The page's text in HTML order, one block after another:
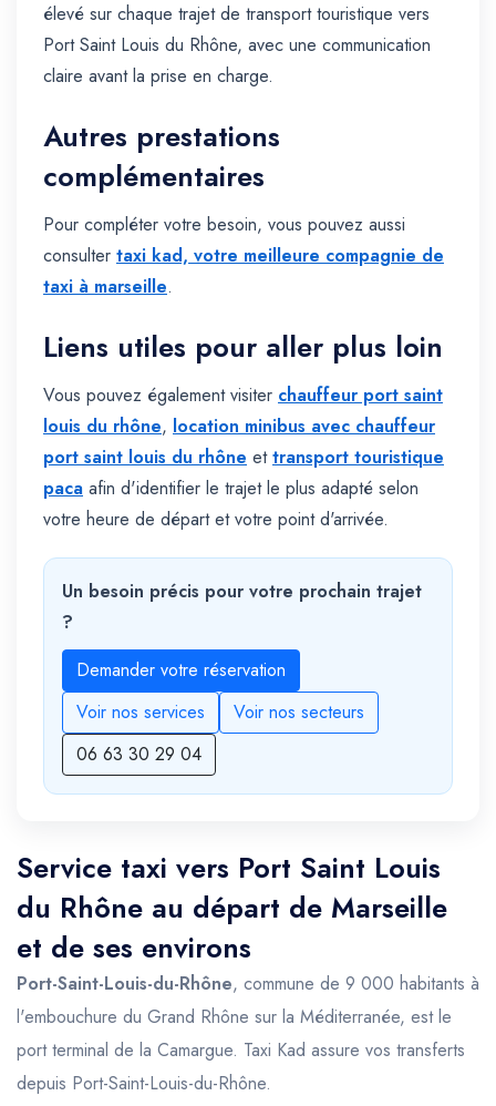
élevé sur chaque trajet de transport touristique vers
Port Saint Louis du Rhône, avec une communication
claire avant la prise en charge.
Autres prestations
complémentaires
Pour compléter votre besoin, vous pouvez aussi
consulter taxi kad, votre meilleure compagnie de
taxi à marseille.
Liens utiles pour aller plus loin
Vous pouvez également visiter chauffeur port saint
louis du rhône, location minibus avec chauffeur
port saint louis du rhône ettransport touristique
paca afin d'identifier le trajet le plus adapté selon
votre heure de départ et votre point d'arrivée.
Un besoin précis pour votre prochain trajet
?
Demander votre réservation
Voir nos services
Voir nos secteurs
06 63 30 29 04
Service taxi vers Port Saint Louis
du Rhône au départ de Marseille
et de ses environs
Port-Saint-Louis-du-Rhône, commune de 9 000 habitants à
l'embouchure du Grand Rhône sur la Méditerranée, est le
port terminal de la Camargue. Taxi Kad assure vos transferts
depuis Port-Saint-Louis-du-Rhône.